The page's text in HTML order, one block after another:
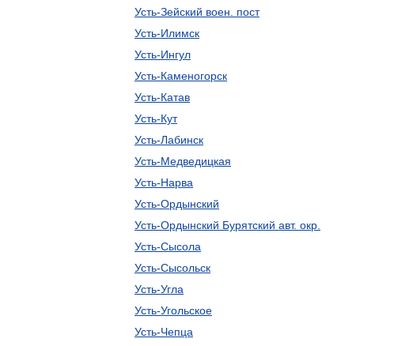
Усть-Зейский воен. пост
Усть-Илимск
Усть-Ингул
Усть-Каменогорск
Усть-Катав
Усть-Кут
Усть-Лабинск
Усть-Медведицкая
Усть-Нарва
Усть-Ордынский
Усть-Ордынский Бурятский авт. окр.
Усть-Сысола
Усть-Сысольск
Усть-Угла
Усть-Угольское
Усть-Чепца